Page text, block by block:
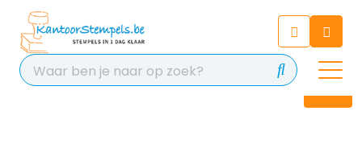
Chat 24/7 met onze chatbot
voor hulp
Contact